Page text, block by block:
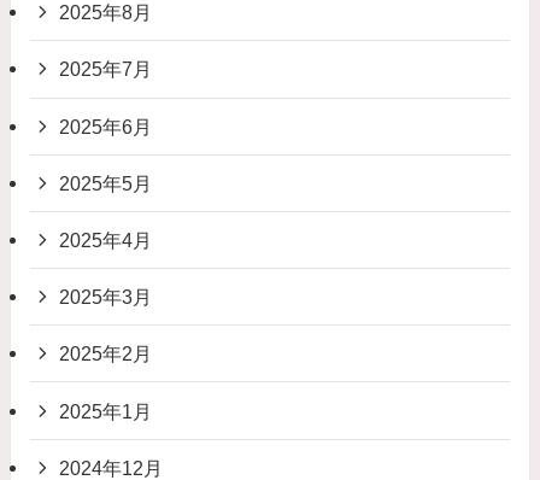
2025年8月
2025年7月
2025年6月
2025年5月
2025年4月
2025年3月
2025年2月
2025年1月
2024年12月